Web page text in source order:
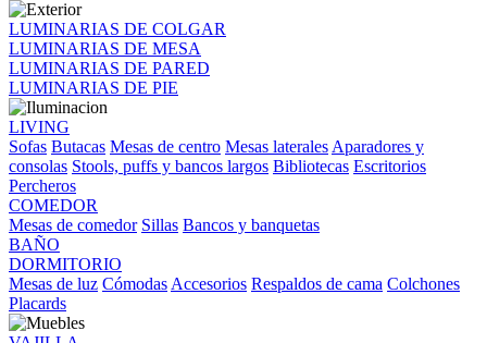
LUMINARIAS DE COLGAR
LUMINARIAS DE MESA
LUMINARIAS DE PARED
LUMINARIAS DE PIE
LIVING
Sofas Butacas Mesas de centro Mesas laterales Aparadores y
consolas Stools, puffs y bancos largos Bibliotecas Escritorios
Percheros
COMEDOR
Mesas de comedor Sillas Bancos y banquetas
BAÑO
DORMITORIO
Mesas de luz Cómodas Accesorios Respaldos de cama Colchones
Placards